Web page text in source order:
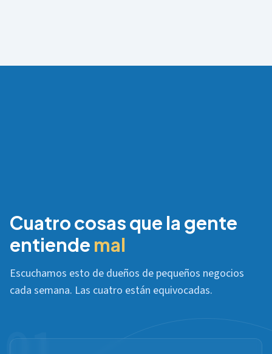
Cuatro cosas que la gente
entiende mal
Escuchamos esto de dueños de pequeños negocios
cada semana. Las cuatro están equivocadas.